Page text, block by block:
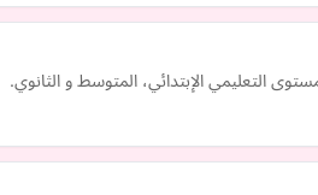
التعليمي الإبتدائي، المتوسط و الثانوي.